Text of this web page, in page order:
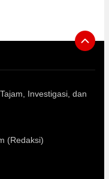
Investigasi, dan
(Redaksi)